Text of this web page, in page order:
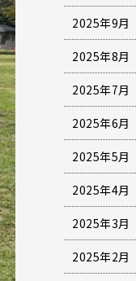
2025年9月
2025年8月
2025年7月
2025年6月
2025年5月
2025年4月
2025年3月
2025年2月